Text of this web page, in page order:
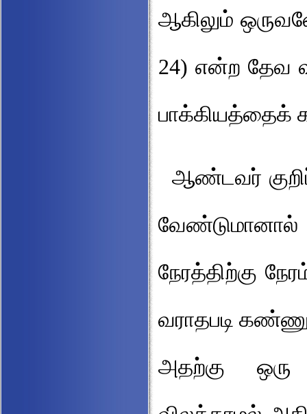
ஆகிலும்
24) என்ற தேவ
ஆண்டவர்
நேரத்திற்கு
வராதபடி
அதற்கு ஒரு